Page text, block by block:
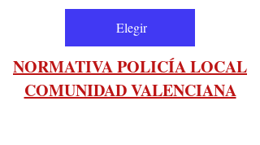
Elegir
NORMATIVA POLICÍA LOCAL
COMUNIDAD VALENCIANA